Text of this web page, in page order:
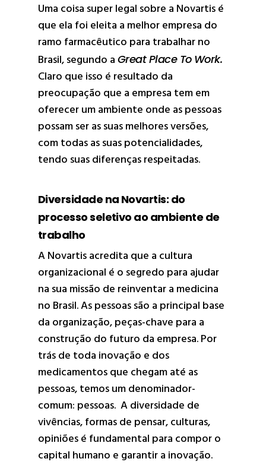
Uma coisa super legal sobre a Novartis é
que ela foi eleita a melhor empresa do
ramo farmacêutico para trabalhar no
Brasil, segundo a Great Place To Work.
Claro que isso é resultado da
preocupação que a empresa tem em
oferecer um ambiente onde as pessoas
possam ser as suas melhores versões,
com todas as suas potencialidades,
tendo suas diferenças respeitadas.
Diversidade na Novartis: do
processo seletivo ao ambiente de
trabalho
A Novartis acredita que a cultura
organizacional é o segredo para ajudar
na sua missão de reinventar a medicina
no Brasil. As pessoas são a principal base
da organização, peças-chave para a
construção do futuro da empresa. Por
trás de toda inovação e dos
medicamentos que chegam até as
pessoas, temos um denominador-
comum: pessoas. A diversidade de
vivências, formas de pensar, culturas,
opiniões é fundamental para compor o
capital humano e garantir a inovação.